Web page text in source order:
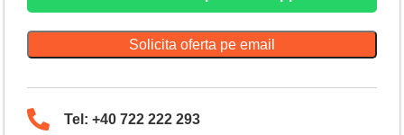
Solicita oferta pe email
Tel: +40 722 222 293